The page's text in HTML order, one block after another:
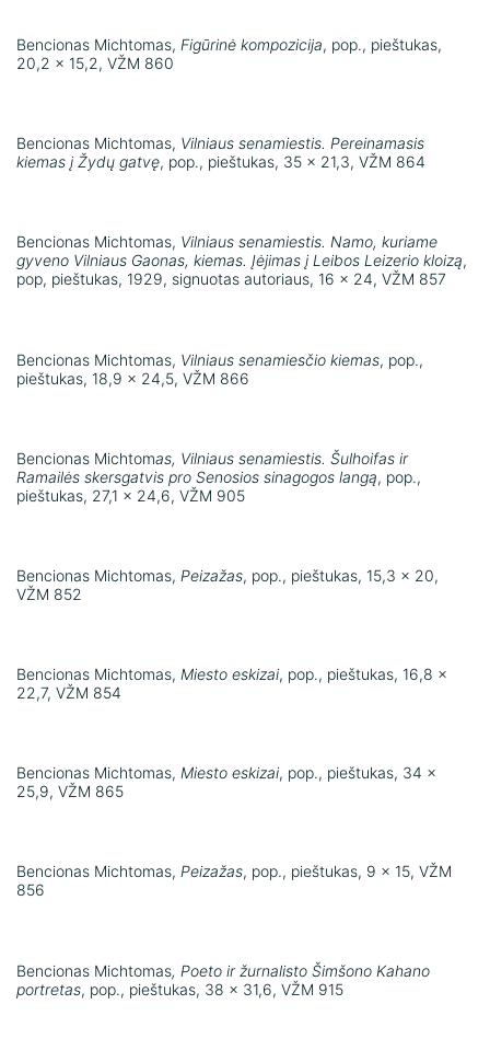
Bencionas Michtomas, Figūrinė kompozicija, pop., pieštukas,
20,2 x 15,2, VŽM 860
Bencionas Michtomas, Vilniaus senamiestis. Pereinamasis
kiemas į Žydų gatvę, pop., pieštukas, 35 x 21,3, VŽM 864
Bencionas Michtomas, Vilniaus senamiestis. Namo, kuriame
gyveno Vilniaus Gaonas, kiemas. Įėjimas į Leibos Leizerio kloizą,
pop, pieštukas, 1929, signuotas autoriaus, 16 x 24, VŽM 857
Bencionas Michtomas, Vilniaus senamiesčio kiemas, pop.,
pieštukas, 18,9 x 24,5, VŽM 866
Bencionas Michtomas, Vilniaus senamiestis. Šulhoifas ir
Ramailės skersgatvis pro Senosios sinagogos langą, pop.,
pieštukas, 27,1 x 24,6, VŽM 905
Bencionas Michtomas, Peizažas, pop., pieštukas, 15,3 x 20,
VŽM 852
Bencionas Michtomas, Miesto eskizai, pop., pieštukas, 16,8 x
22,7, VŽM 854
Bencionas Michtomas, Miesto eskizai, pop., pieštukas, 34 x
25,9, VŽM 865
Bencionas Michtomas, Peizažas, pop., pieštukas, 9 x 15, VŽM
856
Bencionas Michtomas, Poeto ir žurnalisto Šimšono Kahano
portretas, pop., pieštukas, 38 x 31,6, VŽM 915